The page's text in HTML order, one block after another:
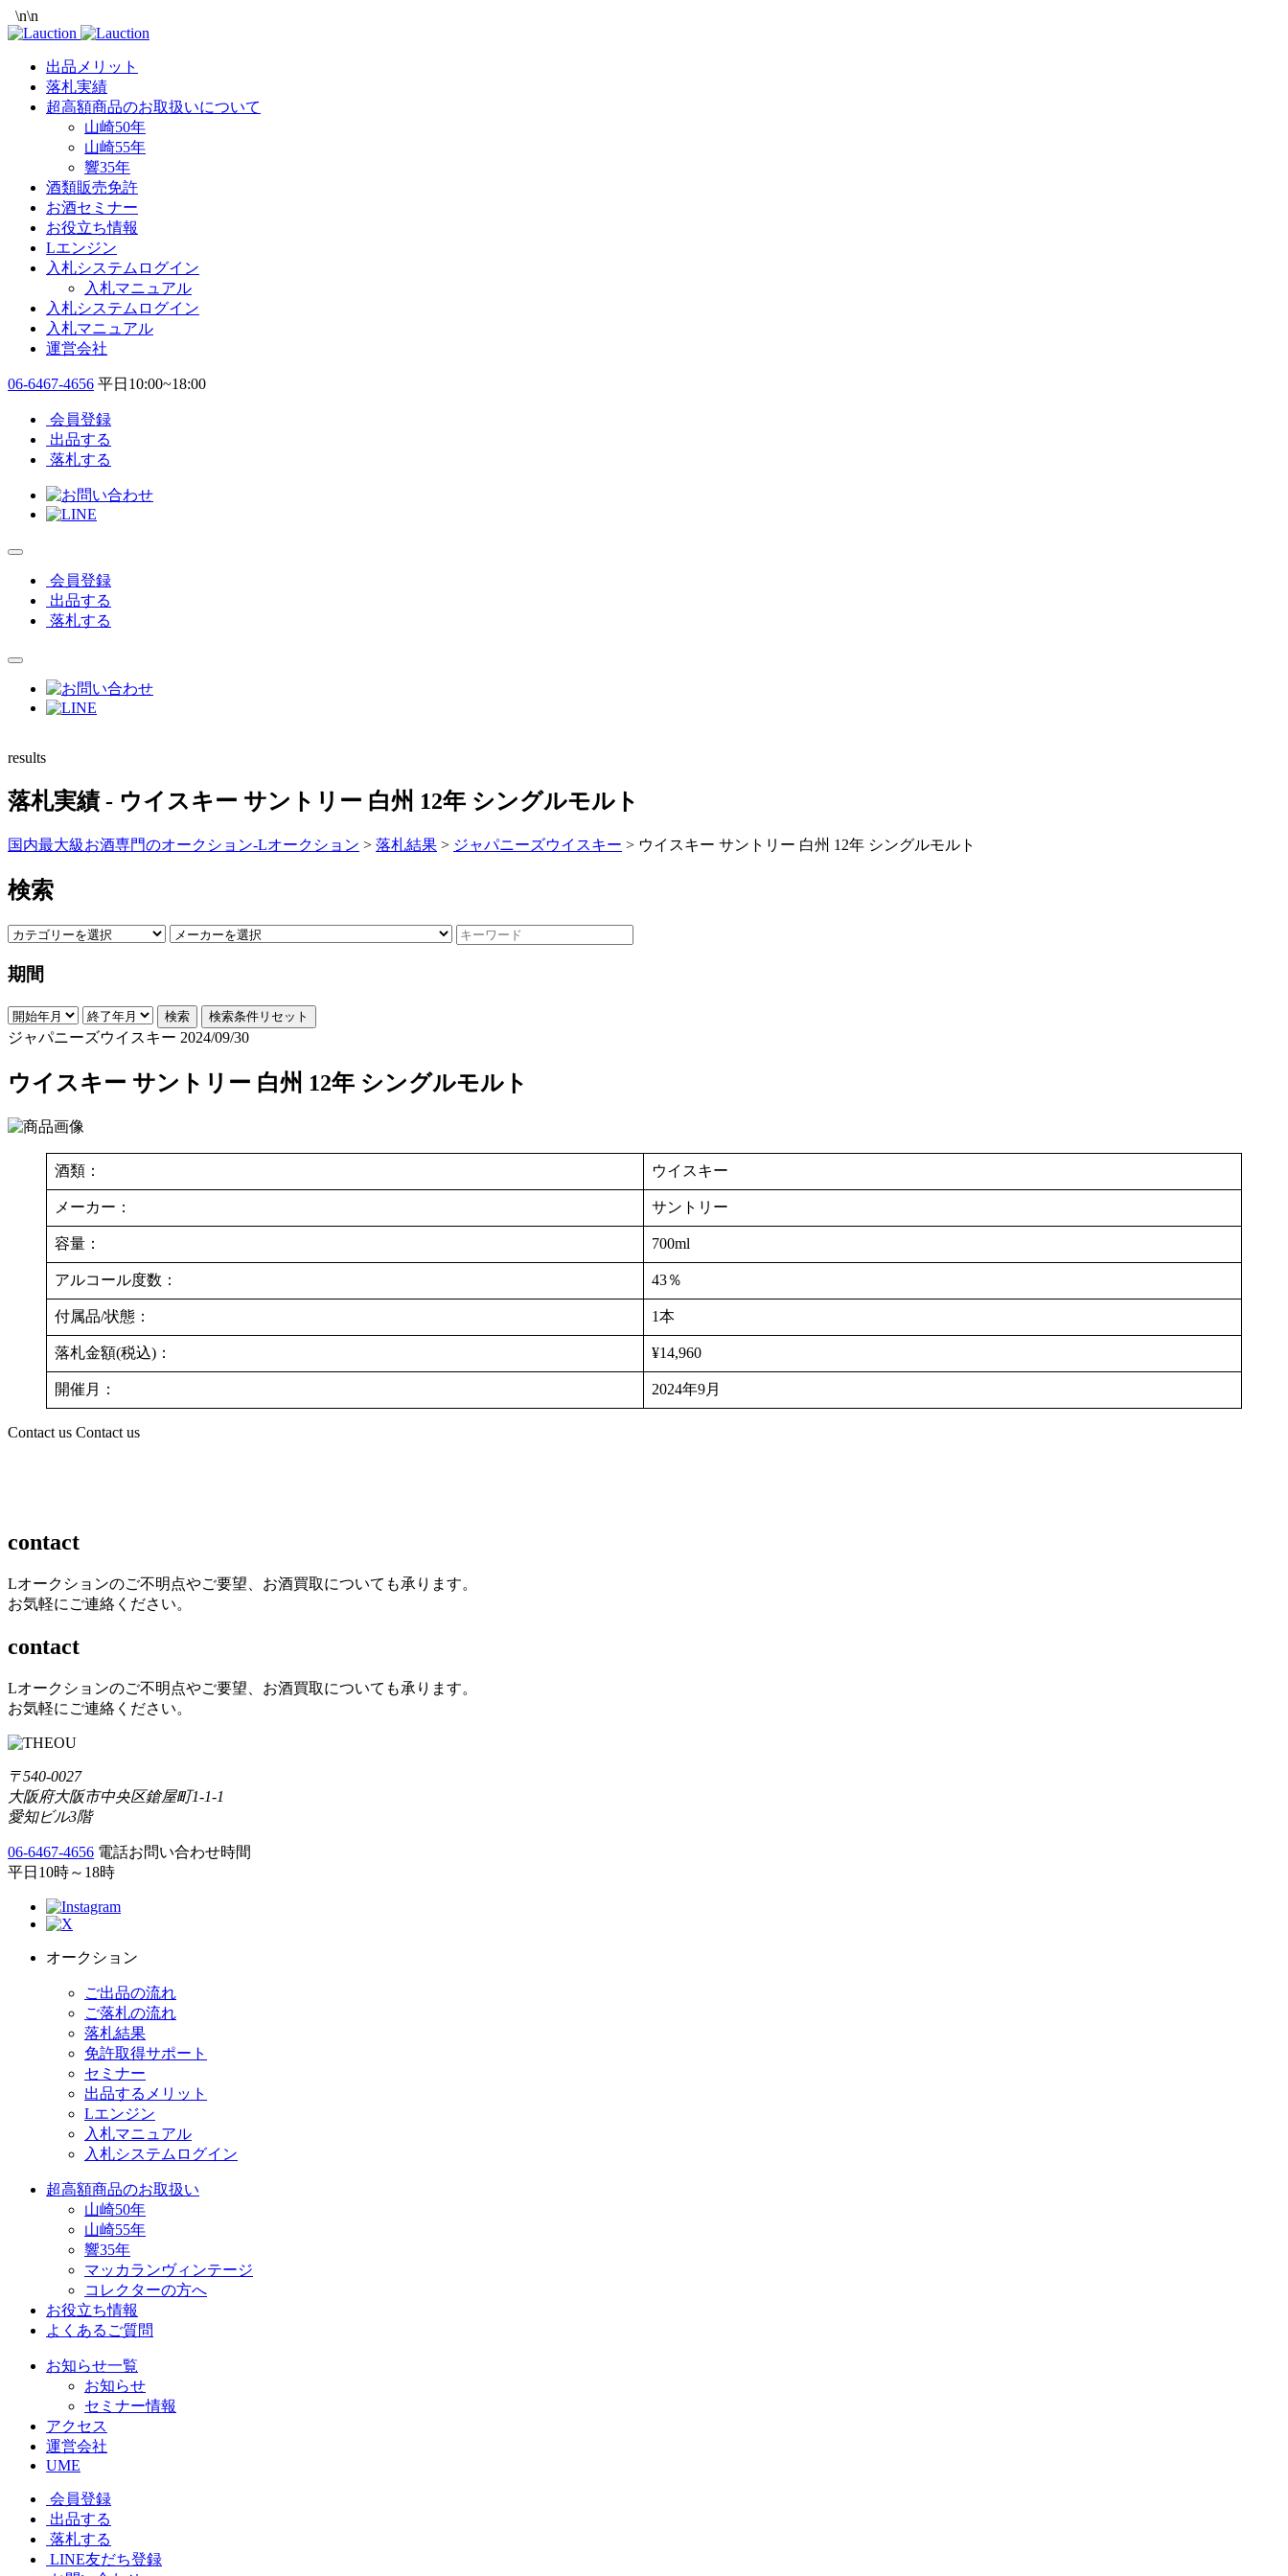
\n\n
出品メリット
落札実績
超高額商品のお取扱いについて
山崎50年
山崎55年
響35年
酒類販売免許
お酒セミナー
お役立ち情報
Lエンジン
入札システムログイン
入札マニュアル
入札システムログイン
入札マニュアル
運営会社
06-6467-4656 平日10:00~18:00
会員登録
出品する
落札する
会員登録
出品する
落札する
results
落札実績- ウイスキー サントリー 白州 12年 シングルモルト
国内最大級お酒専門のオークション-Lオークション > 落札結果 > ジャパニーズウイスキー > ウイスキー サントリー 白州 12年 シングルモルト
検索
期間
検索 検索条件リセット
ジャパニーズウイスキー 2024/09/30
ウイスキー サントリー 白州 12年 シングルモルト
酒類： ウイスキー
メーカー： サントリー
容量： 700ml
アルコール度数： 43％
付属品/状態： 1本
落札金額(税込)： ¥14,960
開催月： 2024年9月
Contact us Contact us
contact
Lオークションのご不明点やご要望、お酒買取についても承ります。
お気軽にご連絡ください。
contact
Lオークションのご不明点やご要望、お酒買取についても承ります。
お気軽にご連絡ください。
〒540-0027
大阪府大阪市中央区鎗屋町1-1-1
愛知ビル3階
06-6467-4656 電話お問い合わせ時間
平日10時～18時
オークション
ご出品の流れ
ご落札の流れ
落札結果
免許取得サポート
セミナー
出品するメリット
Lエンジン
入札マニュアル
入札システムログイン
超高額商品のお取扱い
山崎50年
山崎55年
響35年
マッカランヴィンテージ
コレクターの方へ
お役立ち情報
よくあるご質問
お知らせ一覧
お知らせ
セミナー情報
アクセス
運営会社
UME
会員登録
出品する
落札する
LINE友だち登録